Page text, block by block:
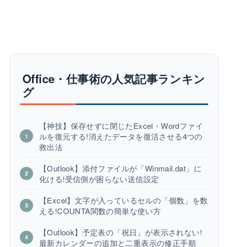
Office・仕事術の人気記事ランキン
グ
【神技】保存せずに閉じたExcel・Wordファイ
ルを復元する!消えたデータを復活させる4つの
救出法
【Outlook】添付ファイルが「Winmail.dat」に
化ける!受信側が困らない送信設定
【Excel】文字が入っているセルの「個数」を数
える!COUNTA関数の簡単な使い方
【Outlook】予定表の「祝日」が表示されない!
最新カレンダーの追加と二重表示の修正手順